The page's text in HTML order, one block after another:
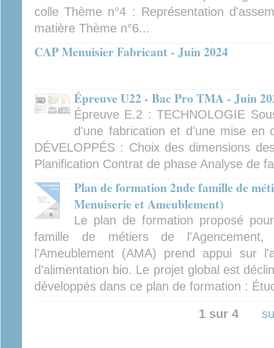
colle Thème n°4 : Représentation
matière Thème n°6...
CAP Menuisier Fabricant - Juin 2024
Épreuve U22 - Bac Pro TMA - Juin
Épreuve E.2 : TECHNOLOGIE
d'une fabrication et d'une mise en
DÉVELOPPÉS : Choix des dimensions
Planification Contrat de phase Analyse de
Plan de formation 2nde famille de
Menuiserie et Ameublement)
Le plan de formation proposé
famille de métiers de
l'Ameublement (AMA) prend appui sur
d'alimentation bio. Le projet global est
développés dans ce plan de formation :
1 sur 4